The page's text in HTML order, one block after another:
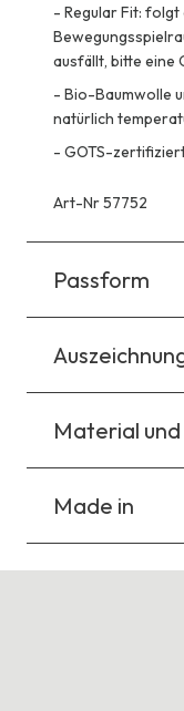
- Regular Fit:
ausfällt, bitte eine
- Bio-Baumwolle
natürlich
- GOTS-
Art-Nr 57752
Passform
Material
Made in